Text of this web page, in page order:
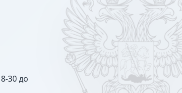
30 до